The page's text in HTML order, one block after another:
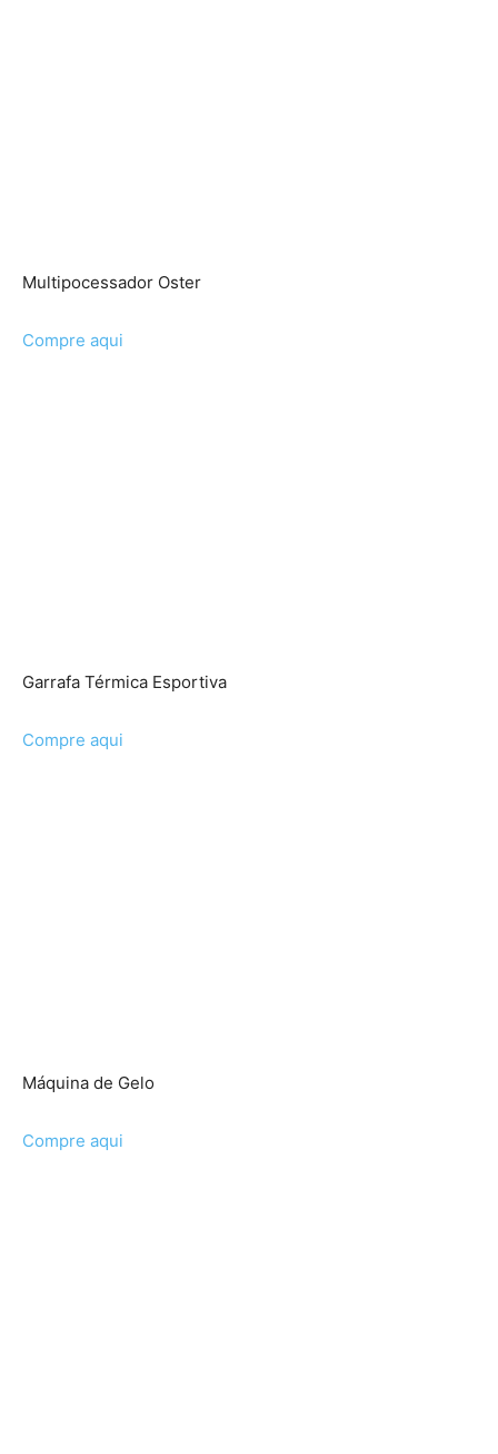
Multipocessador Oster
Compre aqui
Garrafa Térmica Esportiva
Compre aqui
Máquina de Gelo
Compre aqui